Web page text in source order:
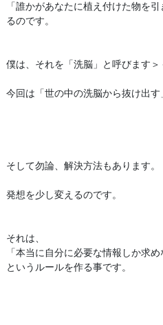
「誰かがあなたに植え付けた物を
るのです。
僕は、それを「洗脳」と呼びます＞
今回は「世の中の洗脳から抜け出す
そして勿論、解決方法もあります。
発想を少し変えるのです。
それは、
「本当に自分に必要な情報しか求め
というルールを作る事です。